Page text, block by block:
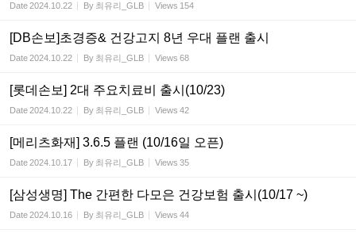
Date2024.10.22 By 최유리_GLB Views 154
[DB손보]초경증& 건강고지 8년 우대 플랜 출시
Date2024.10.22 By 최유리_GLB Views 68
[롯데손보] 2대 주요치료비 출시(10/23)
Date2024.10.22 By 최유리_GLB Views 42
[메리츠화재] 3.6.5 플랜 (10/16일 오픈)
Date2024.10.17 By 최유리_GLB Views 35
[삼성생명] The 간편한 다모은 건강보험 출시(10/17 ~)
Date2024.10.16 By 최유리_GLB Views 44